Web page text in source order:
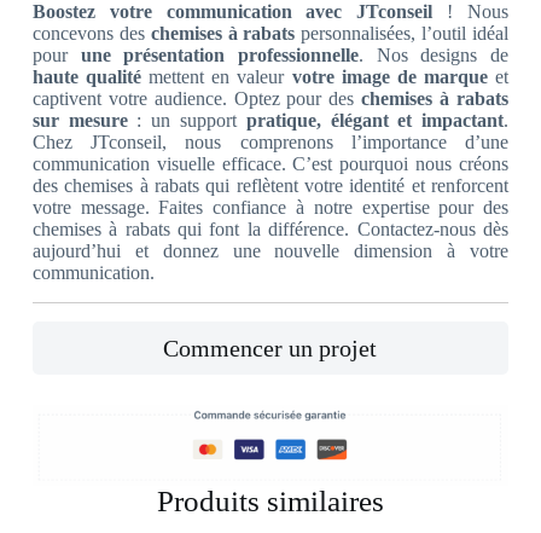
Boostez votre communication avec JTconseil ! Nous
concevons des chemises à rabats personnalisées, l’outil idéal
pour une présentation professionnelle. Nos designs de
haute qualité mettent en valeur votre image de marque et
captivent votre audience. Optez pour deschemises à rabats
sur mesure: un support pratique, élégant et impactant.
Chez JTconseil, nous comprenons l’importance d’une
communication visuelle efficace. C’est pourquoi nous créons
des chemises à rabats qui reflètent votre identité et renforcent
votre message. Faites confiance à notre expertise pour des
chemises à rabats qui font la différence. Contactez-nous dès
aujourd’hui et donnez une nouvelle dimension à votre
communication.
Commencer un projet
Produits similaires